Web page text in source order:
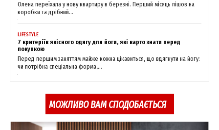
Олена переїхала у нову квартиру в березні. Перший місяць пішов на
коробки та дрібний...
LIFESTYLE
7 критеріїв якісного одягу для йоги, які варто знати перед
покупкою
Перед першим заняттям майже кожна цікавиться, що вдягнути на йогу:
чи потрібна спеціальна форма,...
МОЖЛИВО ВАМ СПОДОБАЄТЬСЯ